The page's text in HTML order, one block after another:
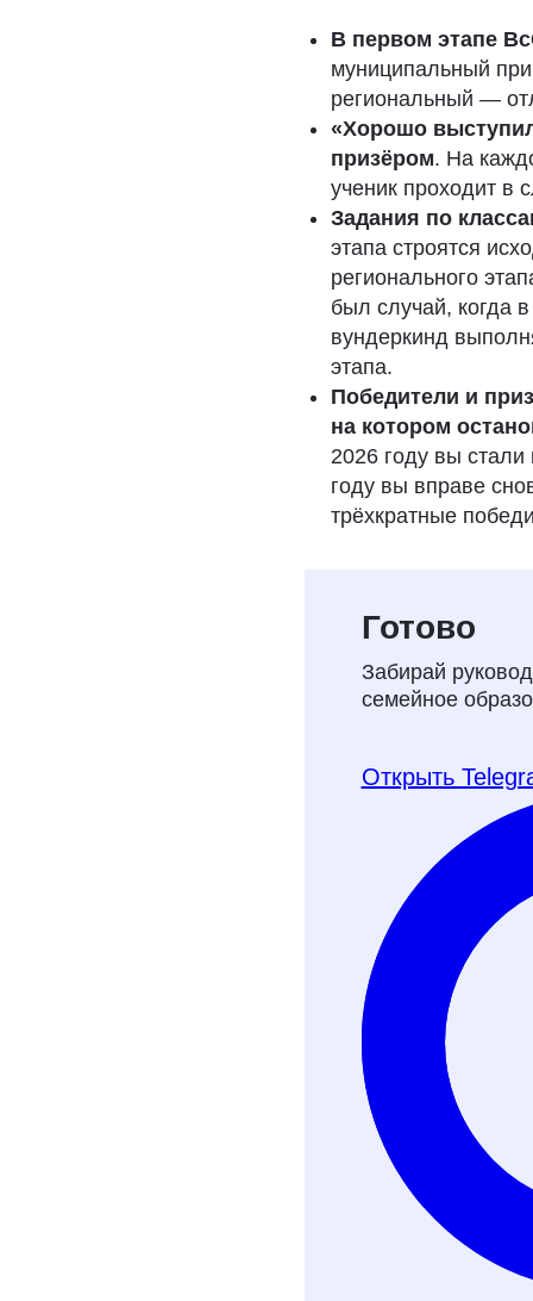
В первом этапе
муниципальный
региональный —
«Хорошо
призёром. На
ученик проходит в
Задания по
этапа строятся
регионального
был случай, когда
вундеркинд
этапа.
Победители и
на котором
2026 году вы стали
году вы вправе
трёхкратные
на
Рассказываем,
Хочу получить
Телеграм-бот
Готово
Забирай
семейное
Открыть